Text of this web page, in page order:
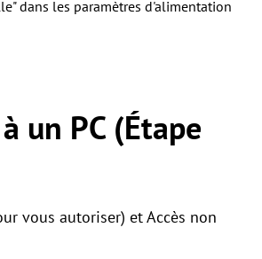
dans les paramètres d'alimentation
un PC (Étape
vous autoriser) et Accès non